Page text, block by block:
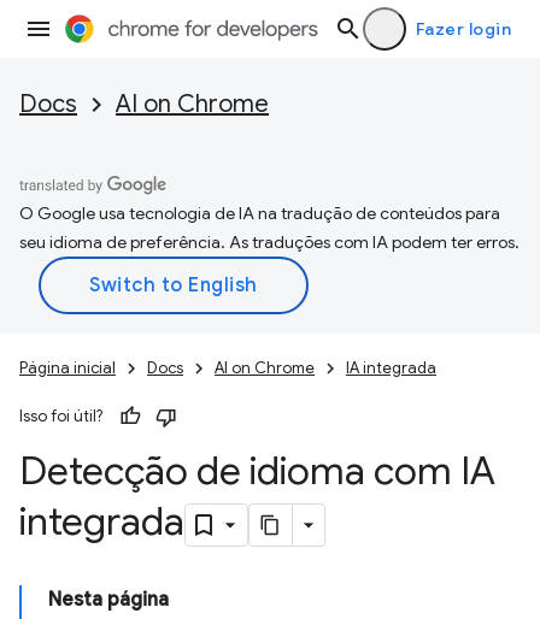
Fazer login
Docs AI on Chrome
O Google usa tecnologia de IA na tradução de conteúdos para
seu idioma de preferência. As traduções com IA podem ter erros.
Página inicial Docs AI on Chrome IA integrada
Isso foi útil?
Detecção de idioma com IA
integrada
Nesta página